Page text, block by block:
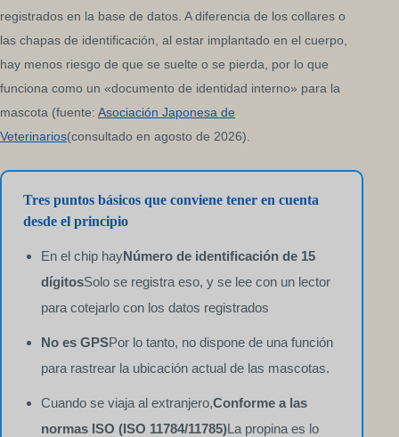
registrados en la base de datos. A diferencia de los collares o
las chapas de identificación, al estar implantado en el cuerpo,
hay menos riesgo de que se suelte o se pierda, por lo que
funciona como un «documento de identidad interno» para la
mascota (fuente: Asociación Japonesa de
Veterinarios(consultado en agosto de 2026).
Tres puntos básicos que conviene tener en cuenta
desde el principio
En el chip hayNúmero de identificación de 15
dígitosSolo se registra eso, y se lee con un lector
para cotejarlo con los datos registrados
No es GPSPor lo tanto, no dispone de una función
para rastrear la ubicación actual de las mascotas.
Cuando se viaja al extranjero,Conforme a las
normas ISO (ISO 11784/11785)La propina es lo